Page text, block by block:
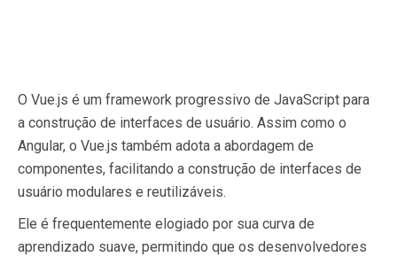
O Vue.js é um framework progressivo de JavaScript para
a construção de interfaces de usuário. Assim como o
Angular, o Vue.js também adota a abordagem de
componentes, facilitando a construção de interfaces de
usuário modulares e reutilizáveis.
Ele é frequentemente elogiado por sua curva de
aprendizado suave, permitindo que os desenvolvedores